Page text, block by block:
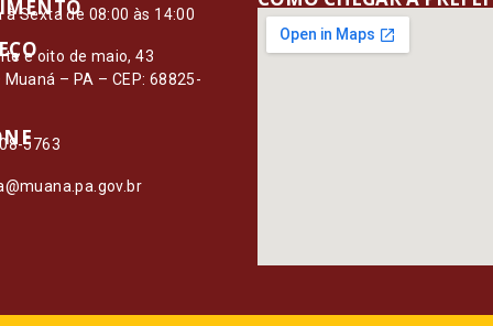
à Sexta de 08:00 às 14:00
e oito de maio, 43
– PA – CEP: 68825-
5763